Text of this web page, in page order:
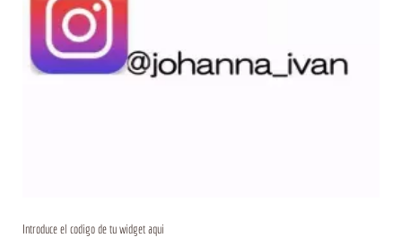
Introduce el codigo de tu widget aqui